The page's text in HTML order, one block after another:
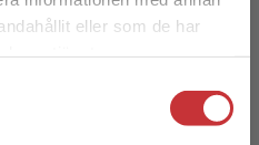
eller som de har
enhet utanför Sverige.
utanför Sverige. För
måste